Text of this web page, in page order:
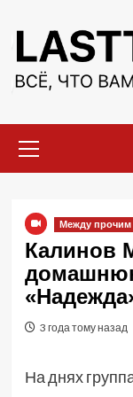
содержимому
меню
Между прочим
Калинов
3 года тому назад
На днях